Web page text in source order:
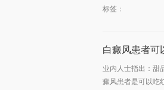
标签：
白癜风患者可
业内人士指出：甜
癜风患者是可以吃